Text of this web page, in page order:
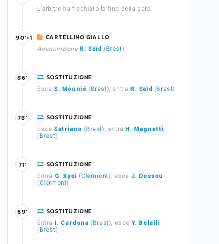
L'arbitro ha fischiato la fine della gara.
CARTELLINO GIALLO
Ammonizione R. Saïd ( Brest)
90'+1
SOSTITUZIONE
Esce S. Mounié ( Brest), entra R. Saïd ( Brest)
86'
SOSTITUZIONE
Esce Satriano ( Brest), entra H. Magnetti
( Brest)
78'
SOSTITUZIONE
Entra G. Kyei (Clermont), esce J. Dossou
(Clermont)
71'
SOSTITUZIONE
Entra I. Cardona ( Brest), esce Y. Belaili
( Brest)
69'